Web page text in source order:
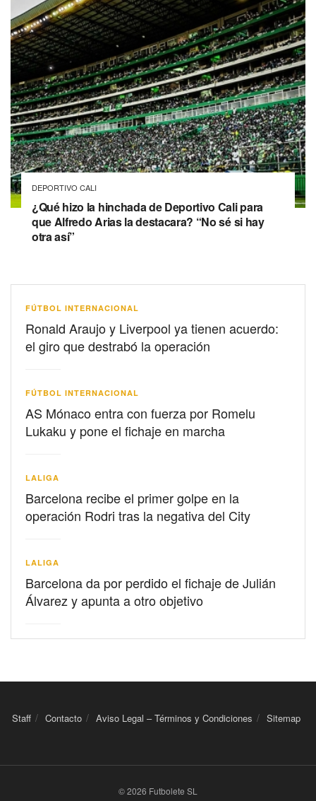
DEPORTIVO CALI
¿Qué hizo la hinchada de Deportivo Cali para
que Alfredo Arias la destacara? “No sé si hay
otra así”
FÚTBOL INTERNACIONAL
Ronald Araujo y Liverpool ya tienen acuerdo:
el giro que destrabó la operación
FÚTBOL INTERNACIONAL
AS Mónaco entra con fuerza por Romelu
Lukaku y pone el fichaje en marcha
LALIGA
Barcelona recibe el primer golpe en la
operación Rodri tras la negativa del City
LALIGA
Barcelona da por perdido el fichaje de Julián
Álvarez y apunta a otro objetivo
Staff Contacto Aviso Legal – Términos y Condiciones Sitemap
© 2026 Futbolete SL